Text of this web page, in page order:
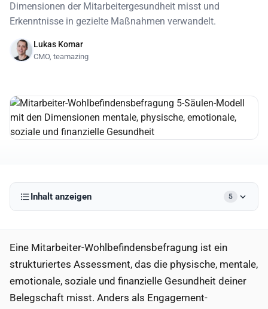
Dimensionen der Mitarbeitergesundheit misst und
Erkenntnisse in gezielte Maßnahmen verwandelt.
Lukas Komar
CMO, teamazing
Inhalt anzeigen 5
Eine Mitarbeiter-Wohlbefindensbefragung ist ein
strukturiertes Assessment, das die physische, mentale,
emotionale, soziale und finanzielle Gesundheit deiner
Belegschaft misst. Anders als Engagement-